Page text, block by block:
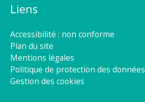
Liens
Accessibilité : non conforme
Plan du site
Mentions légales
Politique de protection des données
Gestion des cookies